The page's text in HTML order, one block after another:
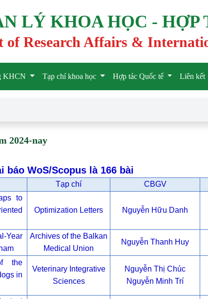
LÝ KHOA HỌC - HỢP
of Research Affairs &
KHCN Tạp chí khoa học Hợp tác Quốc tế Liên kết
2024-nay
báo WoS/Scopus là 166 bài
Tạp chí CBGV
to
Optimization Letters Nguyễn Hữu Danh
Year
Archives of the Balkan
Medical Union
Nguyễn Thanh Huy
the
in
Veterinary Integrative
Sciences
Nguyễn Thị Chúc
Nguyễn Minh Trí